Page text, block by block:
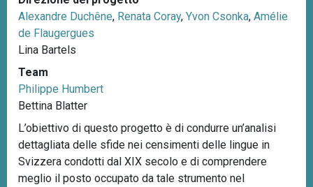
Alexandre Duchêne, Renata Coray, Yvon Csonka, Amélie
de Flaugergues
Lina Bartels
Team
Philippe Humbert
Bettina Blatter
L’obiettivo di questo progetto è di condurre un’analisi
dettagliata delle sfide nei censimenti delle lingue in
Svizzera condotti dal XIX secolo e di comprendere
meglio il posto occupato da tale strumento nel